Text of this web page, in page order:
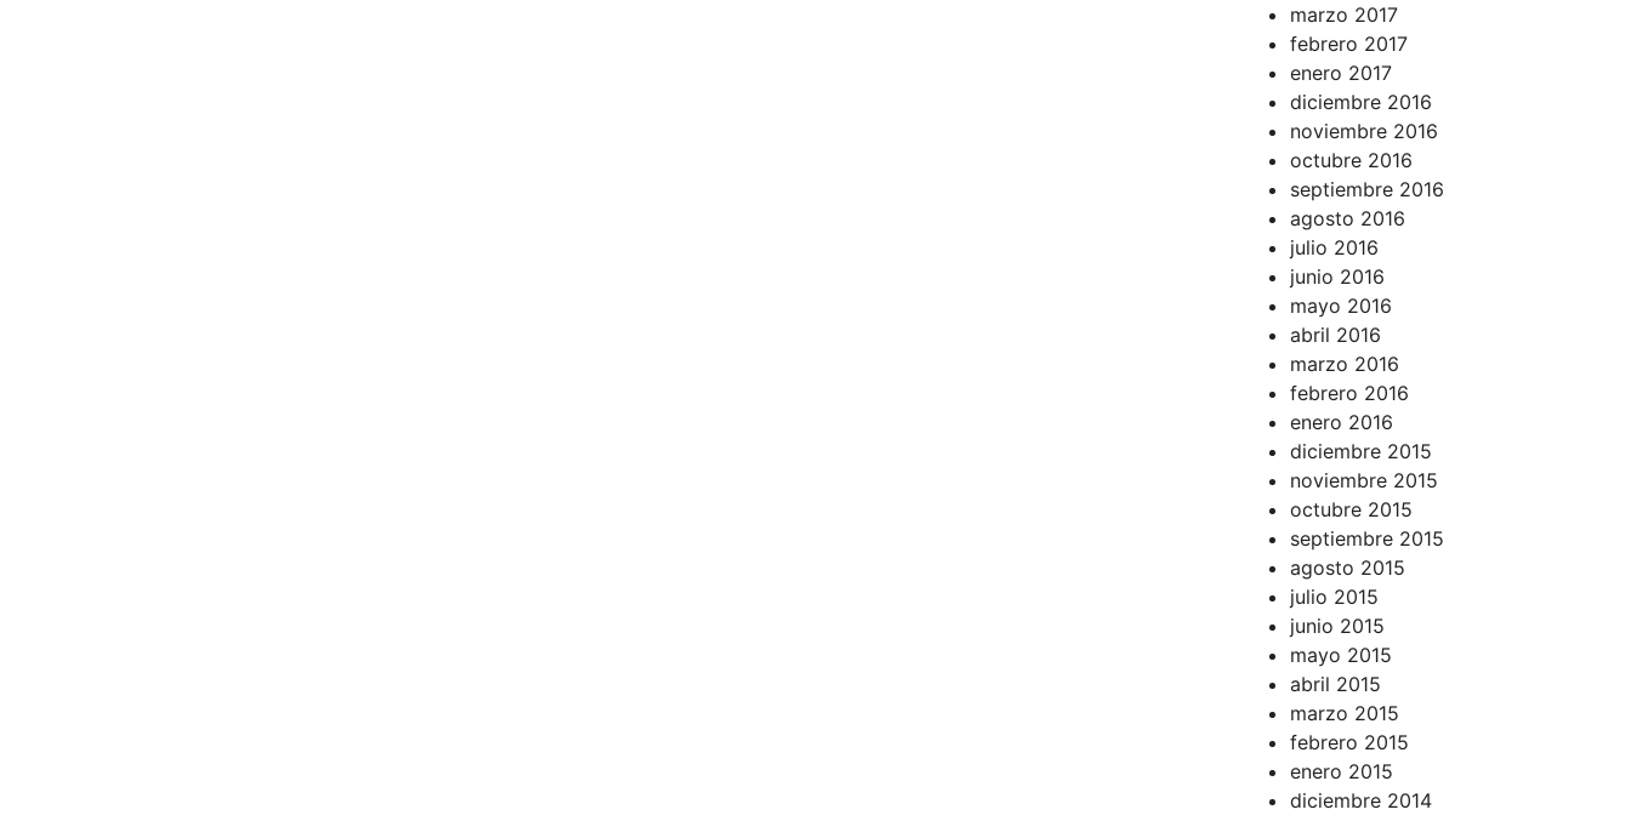
marzo 2017
febrero 2017
enero 2017
diciembre 2016
noviembre 2016
octubre 2016
septiembre 2016
agosto 2016
julio 2016
junio 2016
mayo 2016
abril 2016
marzo 2016
febrero 2016
enero 2016
diciembre 2015
noviembre 2015
octubre 2015
septiembre 2015
agosto 2015
julio 2015
junio 2015
mayo 2015
abril 2015
marzo 2015
febrero 2015
enero 2015
diciembre 2014